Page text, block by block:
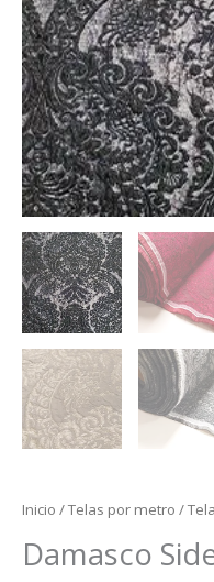
Inicio /Telas por metro /
Damasco